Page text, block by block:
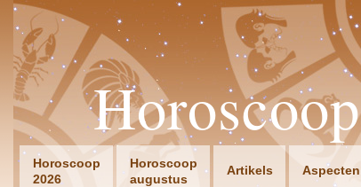
Horoscoop
Horoscoop
2026
Horoscoop
augustus
Artikels Aspecten